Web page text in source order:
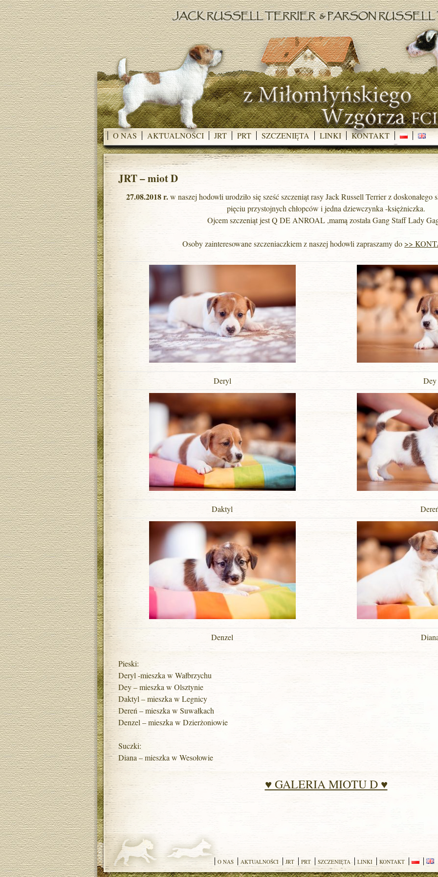
O NAS AKTUALNOŚCI JRT PRT SZCZENIĘTA LINKI KONTAKT
JRT – miot D
27.08.2018 r.w naszej hodowli urodziło się sześć szczeniąt rasy Jack Russell Terrier z doskonałego
pięciu przystojnych chłopców i jedna dziewczynka -księżniczka.
Ojcem szczeniąt jest Q DE ANROAL ,mamą została Gang Staff Lady
Osoby zainteresowane szczeniaczkiem z naszej hodowli zapraszamy do >>
Deryl Dey
Daktyl
Denzel
Pieski:
Deryl -mieszka w Wałbrzychu
Dey – mieszka w Olsztynie
Daktyl – mieszka w Legnicy
Dereń – mieszka w Suwałkach
Denzel – mieszka w Dzierżoniowie
Suczki:
Diana – mieszka w Wesołowie
♥ GALERIA MIOTU D ♥
O NAS AKTUALNOŚCI JRT PRT SZCZENIĘTA LINKI KONTAKT